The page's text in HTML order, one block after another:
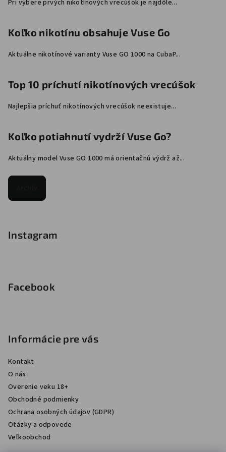
Pri výbere prvých nikotínových vrecúšok je najdôle...
Koľko nikotínu obsahuje Vuse Go
Aktuálne nikotínové varianty Vuse GO 1000 na CubaP...
Top 10 príchutí nikotínových vrecúšok
Najlepšia príchuť nikotínových vrecúšok neexistuje...
Koľko potiahnutí vydrží Vuse Go?
Aktuálny model Vuse GO 1000 má orientačnú výdrž až...
Instagram
Facebook
Informácie pre vás
Kontakt
O nás
Overenie veku 18+
Obchodné podmienky
Ochrana osobných údajov (GDPR)
Otázky a odpovede
Veľkoobchod